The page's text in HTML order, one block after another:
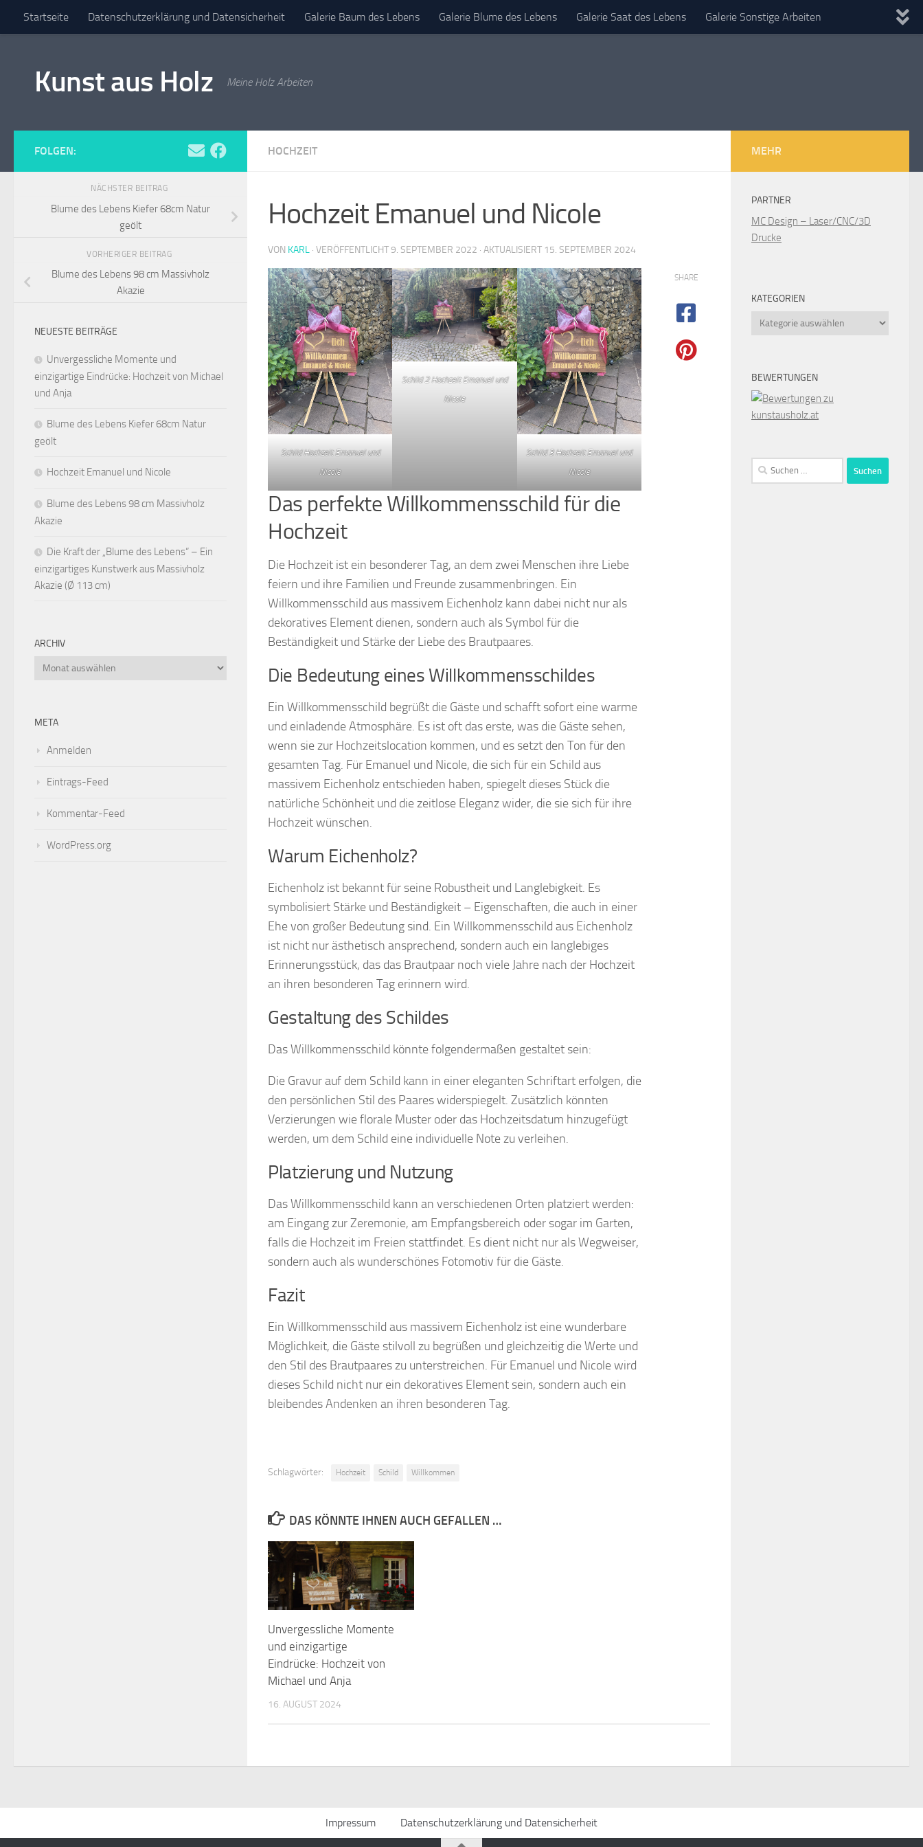
Zum Inhalt springen
Startseite Datenschutzerklärung und Datensicherheit Galerie Baum des Lebens Galerie Blume des Lebens Galerie Saat des Lebens Galerie Sonstige Arbeiten
Kunst aus Holz Meine Holz Arbeiten
HOCHZEIT
Hochzeit Emanuel und Nicole
VON KARL · VERÖFFENTLICHT9. SEPTEMBER 2022 · AKTUALISIERT 15. SEPTEMBER 2024
Schild Hochzeit Emanuel und
Nicole
Schild 2 Hochzeit Emanuel und
Nicole
Schild 3 Hochzeit Emanuel und
Nicole
Das perfekte Willkommensschild für die
Hochzeit
Die Hochzeit ist ein besonderer Tag, an dem zwei Menschen ihre Liebe
feiern und ihre Familien und Freunde zusammenbringen. Ein
Willkommensschild aus massivem Eichenholz kann dabei nicht nur als
dekoratives Element dienen, sondern auch als Symbol für die
Beständigkeit und Stärke der Liebe des Brautpaares.
Die Bedeutung eines Willkommensschildes
Ein Willkommensschild begrüßt die Gäste und schafft sofort eine warme
und einladende Atmosphäre. Es ist oft das erste, was die Gäste sehen,
wenn sie zur Hochzeitslocation kommen, und es setzt den Ton für den
gesamten Tag. Für Emanuel und Nicole, die sich für ein Schild aus
massivem Eichenholz entschieden haben, spiegelt dieses Stück die
natürliche Schönheit und die zeitlose Eleganz wider, die sie sich für ihre
Hochzeit wünschen.
Warum Eichenholz?
Eichenholz ist bekannt für seine Robustheit und Langlebigkeit. Es
symbolisiert Stärke und Beständigkeit – Eigenschaften, die auch in einer
Ehe von großer Bedeutung sind. Ein Willkommensschild aus Eichenholz
ist nicht nur ästhetisch ansprechend, sondern auch ein langlebiges
Erinnerungsstück, das das Brautpaar noch viele Jahre nach der Hochzeit
an ihren besonderen Tag erinnern wird.
Gestaltung des Schildes
Das Willkommensschild könnte folgendermaßen gestaltet sein:
Die Gravur auf dem Schild kann in einer eleganten Schriftart erfolgen, die
den persönlichen Stil des Paares widerspiegelt. Zusätzlich könnten
Verzierungen wie florale Muster oder das Hochzeitsdatum hinzugefügt
werden, um dem Schild eine individuelle Note zu verleihen.
Platzierung und Nutzung
Das Willkommensschild kann an verschiedenen Orten platziert werden:
am Eingang zur Zeremonie, am Empfangsbereich oder sogar im Garten,
falls die Hochzeit im Freien stattfindet. Es dient nicht nur als Wegweiser,
sondern auch als wunderschönes Fotomotiv für die Gäste.
Fazit
Ein Willkommensschild aus massivem Eichenholz ist eine wunderbare
Möglichkeit, die Gäste stilvoll zu begrüßen und gleichzeitig die Werte und
den Stil des Brautpaares zu unterstreichen. Für Emanuel und Nicole wird
dieses Schild nicht nur ein dekoratives Element sein, sondern auch ein
bleibendes Andenken an ihren besonderen Tag.
SHARE
Schlagwörter: Hochzeit Schild Willkommen
DAS KÖNNTE IHNEN AUCH GEFALLEN …
Unvergessliche Momente
und einzigartige
Eindrücke: Hochzeit von
Michael und Anja
16. AUGUST 2024
FOLGEN:
NÄCHSTER BEITRAG
Blume des Lebens Kiefer 68cm Natur
geölt
VORHERIGER BEITRAG
Blume des Lebens 98 cm Massivholz
Akazie
NEUESTE BEITRÄGE
Unvergessliche Momente und
einzigartige Eindrücke: Hochzeit von Michael
und Anja
Blume des Lebens Kiefer 68cm Natur
geölt
Hochzeit Emanuel und Nicole
Blume des Lebens 98 cm Massivholz
Akazie
Die Kraft der „Blume des Lebens“ – Ein
einzigartiges Kunstwerk aus Massivholz
Akazie (Ø 113 cm)
ARCHIV
Archiv
META
Anmelden
Eintrags-Feed
Kommentar-Feed
WordPress.org
MEHR
PARTNER
MC Design – Laser/CNC/3D
Drucke
KATEGORIEN
Kategorien
BEWERTUNGEN
Suchen
nach:
Impressum Datenschutzerklärung und Datensicherheit